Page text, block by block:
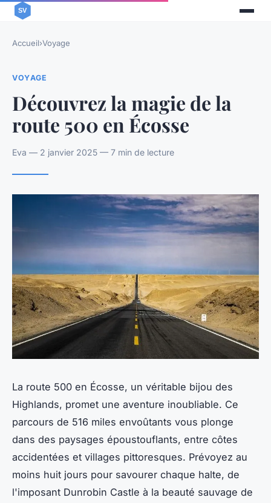
Accueil›Voyage
VOYAGE
Découvrez la magie de la
route 500 en Écosse
Eva — 2 janvier 2025 — 7 min de lecture
La route 500 en Écosse, un véritable bijou des
Highlands, promet une aventure inoubliable. Ce
parcours de 516 miles envoûtants vous plonge
dans des paysages époustouflants, entre côtes
accidentées et villages pittoresques. Prévoyez au
moins huit jours pour savourer chaque halte, de
l'imposant Dunrobin Castle à la beauté sauvage de